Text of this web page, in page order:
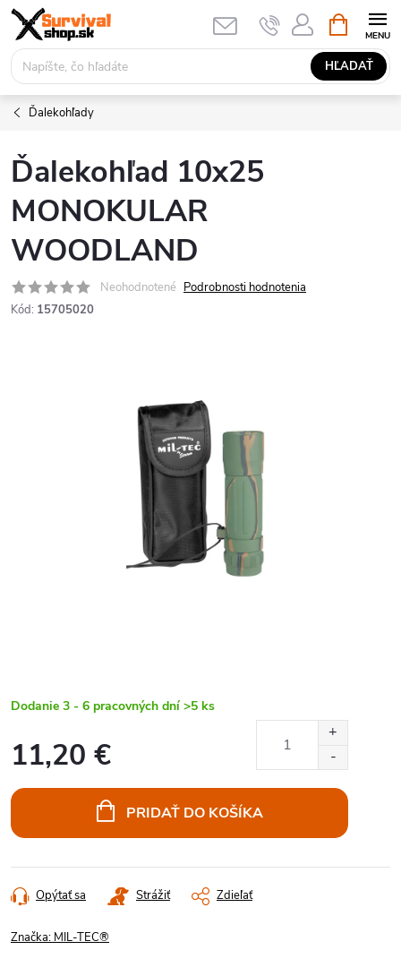
Prejsť
obsah
HĽADAŤ
KOŠÍK
Ďalekohľady
Ďalekohľad 10x25
MONOKULAR
WOODLAND
Neohodnotené Podrobnosti hodnotenia
Kód: 15705020
Dodanie 3 - 6 pracovných dní >5 ks
11,20 €
cena:
PRIDAŤ DO KOŠÍKA
Opýtať sa Strážiť Zdieľať
Značka: MIL-TEC®